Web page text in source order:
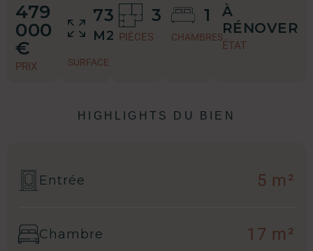
479
000
€
PRIX
3
PIÈCES
1
CHAMBRES
73
M2
SURFACE
À
RÉNOVER
ÉTAT
HIGHLIGHTS DU BIEN
Entrée 5 m²
Chambre 17 m²